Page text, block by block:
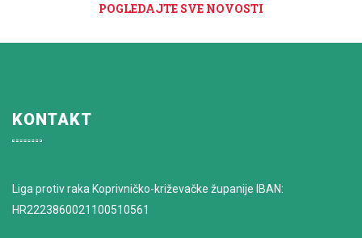
POGLEDAJTE SVE NOVOSTI
KONTAKT
Liga protiv raka Koprivničko-križevačke županije IBAN:
HR2223860021100510561